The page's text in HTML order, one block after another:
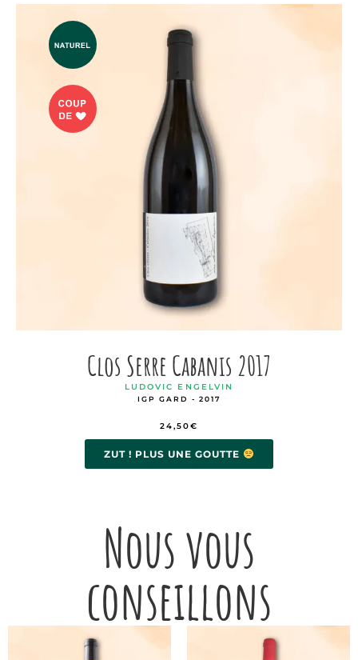
Clos Serre Cabanis 2017
LUDOVIC ENGELVIN
IGP GARD - 2017
24,50€
ZUT ! PLUS UNE GOUTTE
Nous vous
conseillons